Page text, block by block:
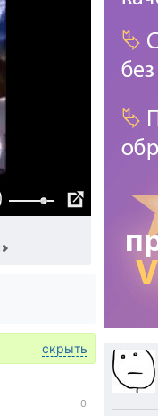
скрыть
0